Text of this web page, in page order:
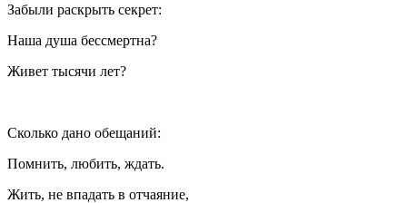
Забыли раскрыть секрет:
Наша душа бессмертна?
Живет тысячи лет?
Сколько дано обещаний:
Помнить, любить, ждать.
Жить, не впадать в отчаяние,